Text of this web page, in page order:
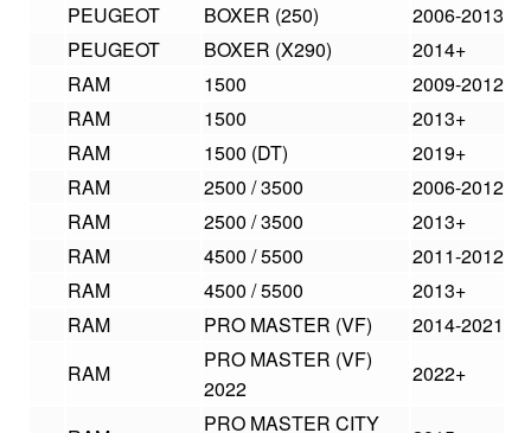
PEUGEOT
BOXER (250) 2006-2013
PEUGEOT
BOXER (X290) 2014+
RAM
1500 2009-2012
RAM
1500 2013+
RAM
1500 (DT) 2019+
RAM
2500 / 3500 2006-2012
RAM
2500 / 3500 2013+
RAM
4500 / 5500 2011-2012
RAM
4500 / 5500 2013+
RAM
PRO MASTER (VF) 2014-2021
RAM
PRO MASTER (VF)
2022
2022+
PRO MASTER CITY